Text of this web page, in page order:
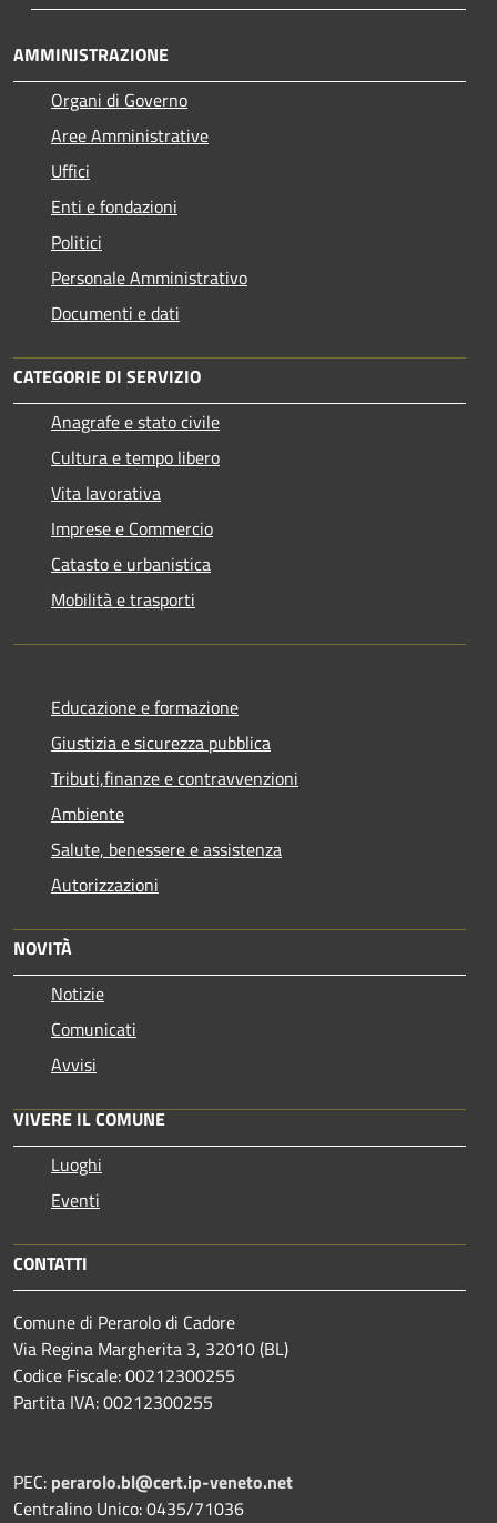
AMMINISTRAZIONE
Organi di Governo
Aree Amministrative
Uffici
Enti e fondazioni
Politici
Personale Amministrativo
Documenti e dati
CATEGORIE DI SERVIZIO
Anagrafe e stato civile
Cultura e tempo libero
Vita lavorativa
Imprese e Commercio
Catasto e urbanistica
Mobilità e trasporti
Educazione e formazione
Giustizia e sicurezza pubblica
Tributi,finanze e contravvenzioni
Ambiente
Salute, benessere e assistenza
Autorizzazioni
NOVITÀ
Notizie
Comunicati
Avvisi
VIVERE IL COMUNE
Luoghi
Eventi
CONTATTI
Comune di Perarolo di Cadore
Via Regina Margherita 3, 32010 (BL)
Codice Fiscale: 00212300255
Partita IVA: 00212300255
PEC: perarolo.bl@cert.ip-veneto.net
Centralino Unico: 0435/71036